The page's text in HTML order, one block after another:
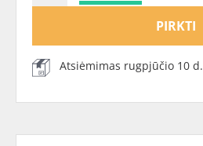
PIRKTI
Atsiėmimas rugpjūčio 10 d.